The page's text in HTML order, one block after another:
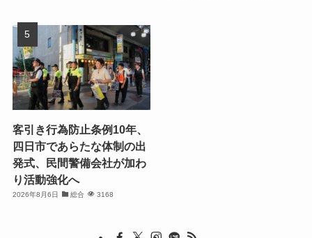
客引き行為防止条例10年、
四日市であらたな体制の出
発式、民間警備会社が加わ
り活動強化へ
2026年8月6日 総合 3168